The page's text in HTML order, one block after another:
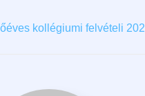
kollégiumi felvételi